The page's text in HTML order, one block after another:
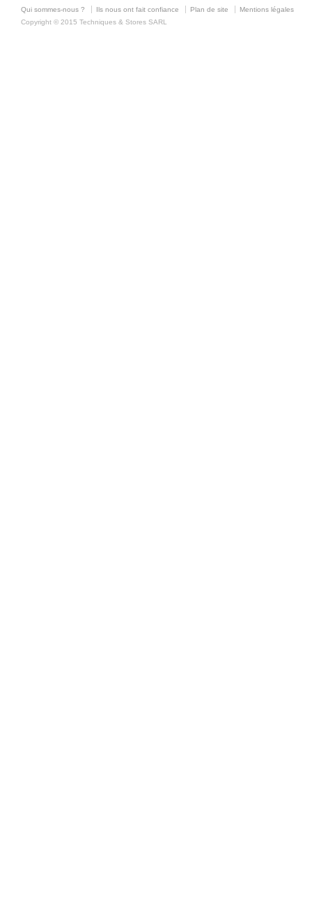
Qui sommes-nous ? Ils nous ont fait confiance Plan de site
Mentions légales
Copyright © 2015 Techniques & Stores SARL